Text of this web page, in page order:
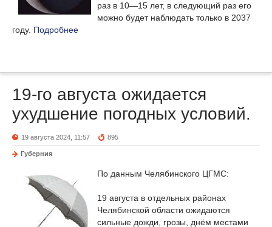
раз в 10—15 лет, в следующий раз его
можно будет наблюдать только в 2037
году. Подробнее
19-го августа ожидается
ухудшение погодных условий.
19 августа 2024, 11:57 895
Губерния
По данным Челябинского ЦГМС:
19 августа в отдельных районах
Челябинской области ожидаются
сильные дожди, грозы, днём местами